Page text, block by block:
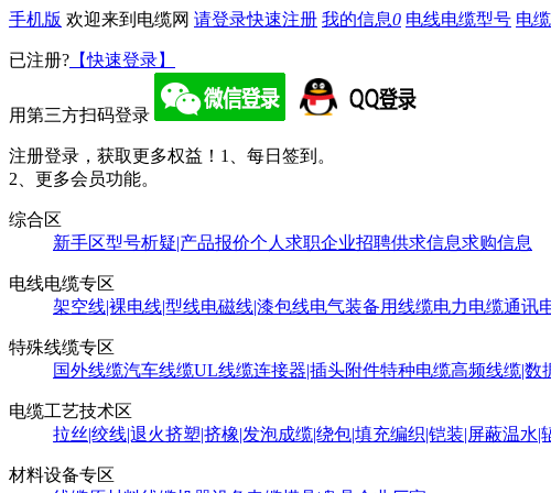
手机版 欢迎来到电缆网 请登录快速注册 我的信息0 电线电缆型号 电
已注册? 【快速登录】
用第三方扫码登录
注册登录，获取更多权益！ 1、每日签到。
2、更多会员功能。
综合区
新手区型号析疑|产品报价个人求职企业招聘供求信息求购信息
电线电缆专区
架空线|裸电线|型线电磁线|漆包线电气装备用线缆电力电缆通讯
特殊线缆专区
国外线缆汽车线缆UL线缆连接器|插头附件特种电缆高频线缆|数
电缆工艺技术区
拉丝|绞线|退火挤塑|挤橡|发泡成缆|绕包|填充编织|铠装|屏蔽温水|
材料设备专区